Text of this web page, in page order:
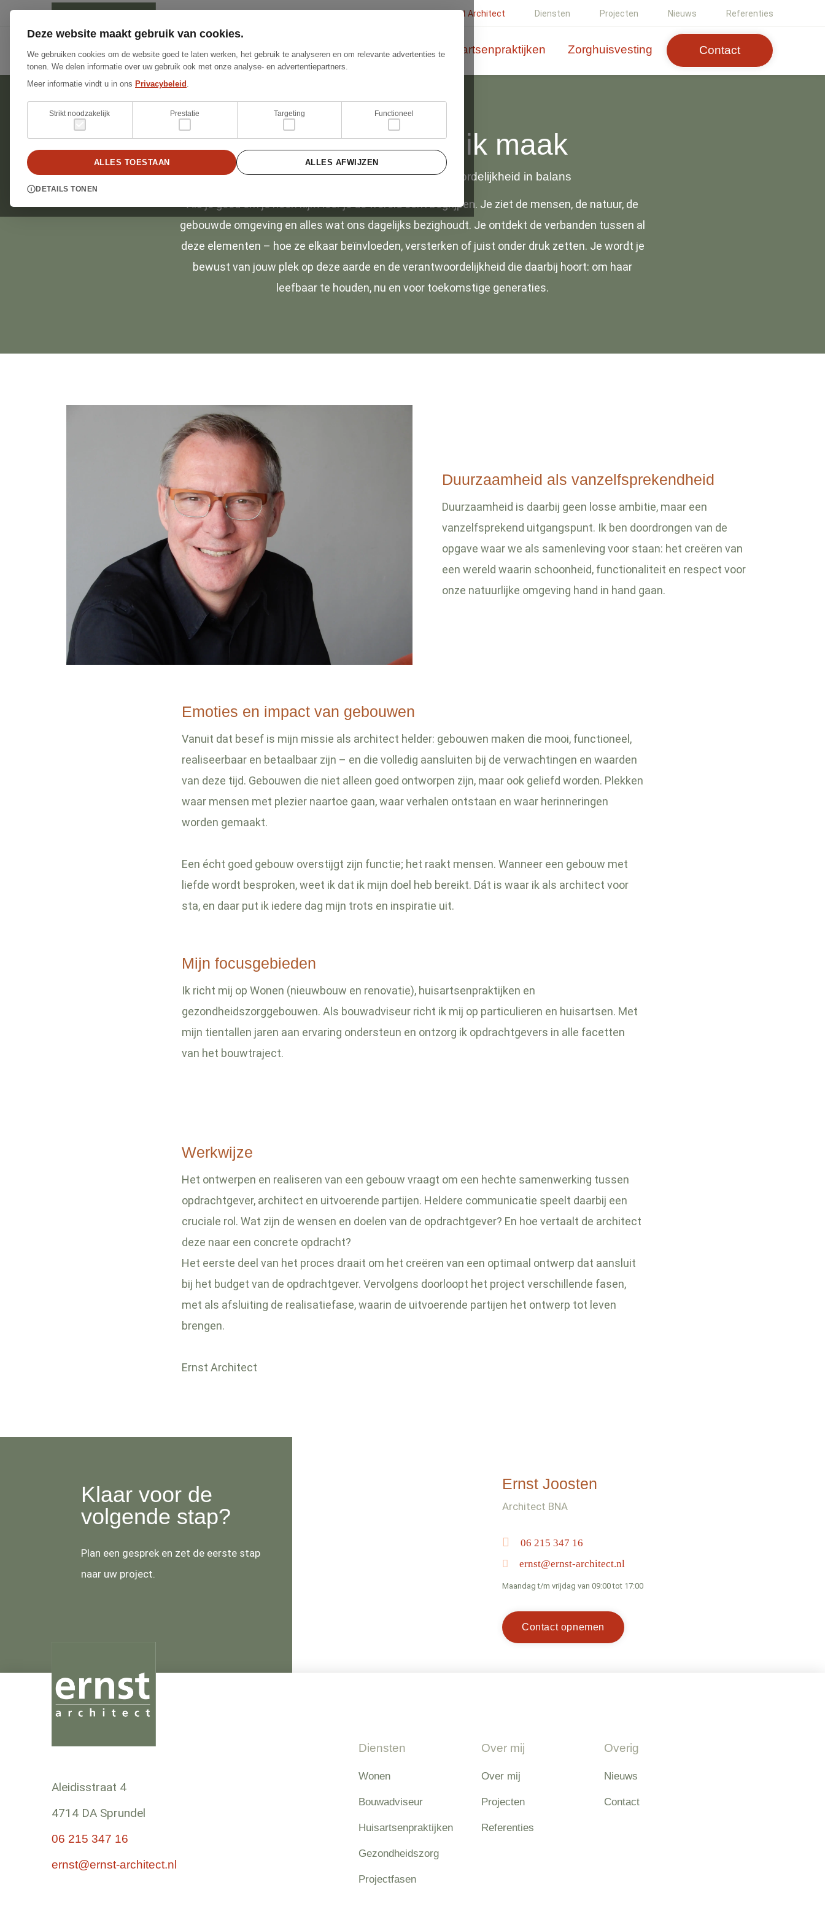
Ernst Architect Diensten Projecten Nieuws Referenties
Bouwadviseur particulieren/tarieven Wonen Huisartsenpraktijken Zorghuisvesting Contact
Wie ik ben, wat ik maak
Schoonheid, functionaliteit en verantwoordelijkheid in balans
Als je goed om je heen kijkt leer je de wereld echt begrijpen. Je ziet de mensen, de natuur, de
gebouwde omgeving en alles wat ons dagelijks bezighoudt. Je ontdekt de verbanden tussen al
deze elementen – hoe ze elkaar beïnvloeden, versterken of juist onder druk zetten. Je wordt je
bewust van jouw plek op deze aarde en de verantwoordelijkheid die daarbij hoort: om haar
leefbaar te houden, nu en voor toekomstige generaties.
Duurzaamheid als vanzelfsprekendheid
Duurzaamheid is daarbij geen losse ambitie, maar een
vanzelfsprekend uitgangspunt. Ik ben doordrongen van de
opgave waar we als samenleving voor staan: het creëren van
een wereld waarin schoonheid, functionaliteit en respect voor
onze natuurlijke omgeving hand in hand gaan.
Emoties en impact van gebouwen
Vanuit dat besef is mijn missie als architect helder: gebouwen maken die mooi, functioneel,
realiseerbaar en betaalbaar zijn – en die volledig aansluiten bij de verwachtingen en waarden
van deze tijd. Gebouwen die niet alleen goed ontworpen zijn, maar ook geliefd worden. Plekken
waar mensen met plezier naartoe gaan, waar verhalen ontstaan en waar herinneringen
worden gemaakt.
Een écht goed gebouw overstijgt zijn functie; het raakt mensen. Wanneer een gebouw met
liefde wordt besproken, weet ik dat ik mijn doel heb bereikt. Dát is waar ik als architect voor
sta, en daar put ik iedere dag mijn trots en inspiratie uit.
Mijn focusgebieden
Ik richt mij op Wonen (nieuwbouw en renovatie), huisartsenpraktijken en
gezondheidszorggebouwen. Als bouwadviseur richt ik mij op particulieren en huisartsen. Met
mijn tientallen jaren aan ervaring ondersteun en ontzorg ik opdrachtgevers in alle facetten
van het bouwtraject.
Werkwijze
Het ontwerpen en realiseren van een gebouw vraagt om een hechte samenwerking tussen
opdrachtgever, architect en uitvoerende partijen. Heldere communicatie speelt daarbij een
cruciale rol. Wat zijn de wensen en doelen van de opdrachtgever? En hoe vertaalt de architect
deze naar een concrete opdracht?
Het eerste deel van het proces draait om het creëren van een optimaal ontwerp dat aansluit
bij het budget van de opdrachtgever. Vervolgens doorloopt het project verschillende fasen,
met als afsluiting de realisatiefase, waarin de uitvoerende partijen het ontwerp tot leven
brengen.
Ernst Architect
Klaar voor de
volgende stap?
Plan een gesprek en zet de eerste stap
naar uw project.
Ernst Joosten
Architect BNA
06 215 347 16
ernst@ernst-architect.nl
Maandag t/m vrijdag van 09:00 tot 17:00
Contact opnemen
Aleidisstraat 4
4714 DA Sprundel
06 215 347 16
ernst@ernst-architect.nl
Diensten
Wonen
Bouwadviseur
Huisartsenpraktijken
Gezondheidszorg
Projectfasen
Over mij
Over mij
Projecten
Referenties
Overig
Nieuws
Contact
Deze website maakt gebruik van cookies.
We gebruiken cookies om de website goed te laten werken, het gebruik te analyseren en om relevante advertenties te
tonen. We delen informatie over uw gebruik ook met onze analyse- en advertentiepartners.
Meer informatie vindt u in ons Privacybeleid .
Strikt noodzakelijk Prestatie Targeting Functioneel
ALLES TOESTAAN ALLES AFWIJZEN
DETAILS TONEN